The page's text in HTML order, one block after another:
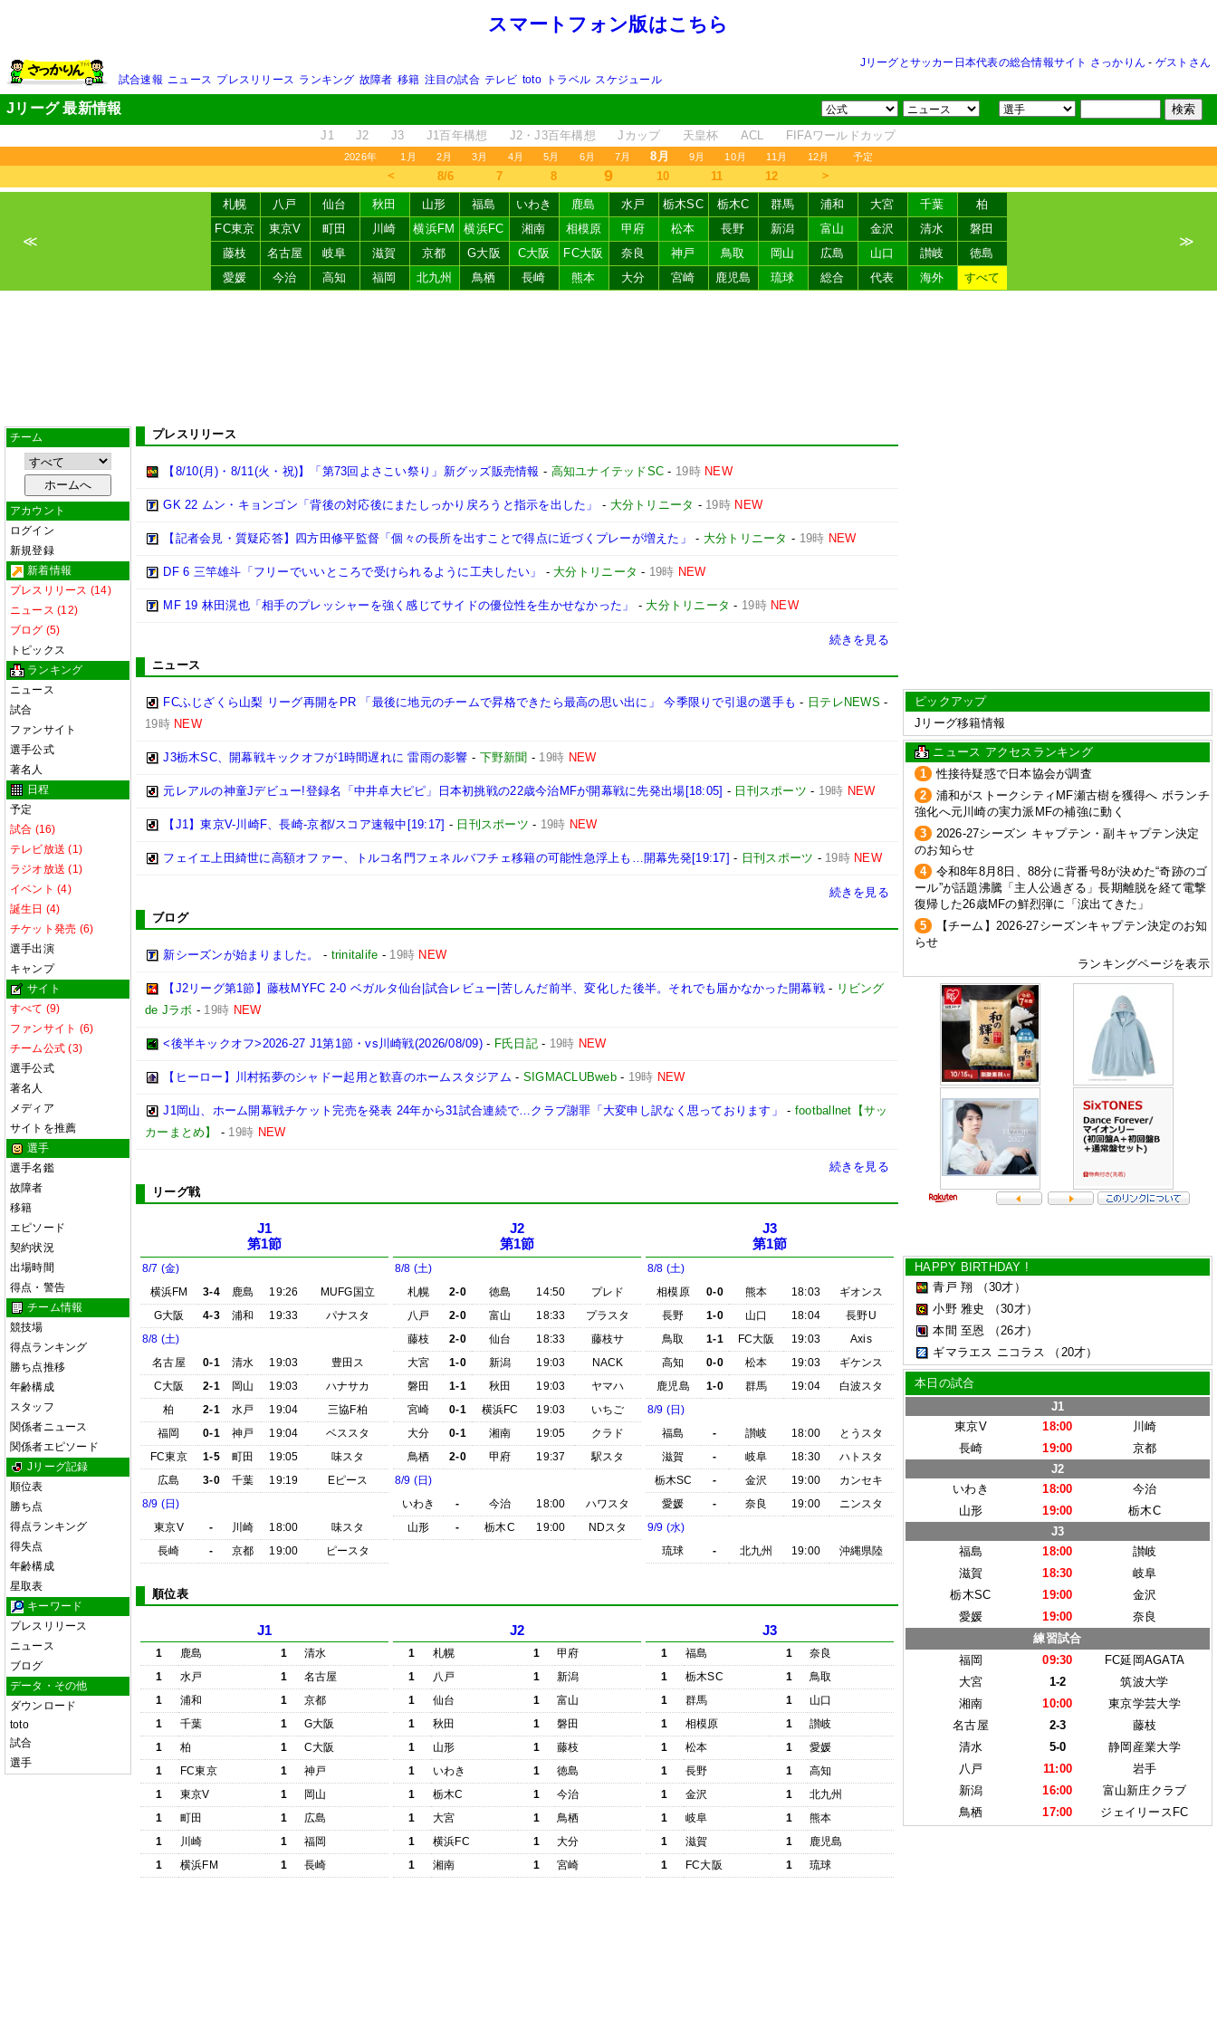
スマートフォン版はこちら
Jリーグとサッカー日本代表の総合情報サイト さっかりん - ゲストさん
試合速報 ニュース プレスリリース ランキング 故障者 移籍 注目の試合 テレビ toto トラベル スケジュール
Jリーグ 最新情報
J1 J2 J3 J1百年構想 J2・J3百年構想 Jカップ 天皇杯 ACL FIFAワールドカップ
2026年 1月 2月 3月 4月 5月 6月 7月 8月 9月 10月 11月 12月 予定
＜ 8/6 7 8 9 10 11 12 ＞
≪
札幌 八戸 仙台 秋田 山形 福島 いわき 鹿島 水戸 栃木SC 栃木C 群馬 浦和 大宮 千葉
柏
FC東京
東京V 町田 川崎 横浜FM 横浜FC 湘南 相模原 甲府 松本 長野 新潟 富山 金沢 清水
磐田
藤枝
名古屋 岐阜 滋賀 京都 G大阪 C大阪 FC大阪 奈良 神戸 鳥取 岡山 広島 山口 讃岐
徳島
愛媛
今治 高知 福岡 北九州 鳥栖 長崎 熊本 大分 宮崎 鹿児島 琉球 総合 代表 海外 すべて
≫
チーム
アカウント
ログイン
新規登録
新着情報
プレスリリース (14)
ニュース (12)
ブログ (5)
トピックス
ランキング
ニュース
試合
ファンサイト
選手公式
著名人
日程
予定
試合 (16)
テレビ放送 (1)
ラジオ放送 (1)
イベント (4)
誕生日 (4)
チケット発売 (6)
選手出演
キャンプ
サイト
すべて (9)
ファンサイト (6)
チーム公式 (3)
選手公式
著名人
メディア
サイトを推薦
選手
選手名鑑
故障者
移籍
エピソード
契約状況
出場時間
得点・警告
チーム情報
競技場
得点ランキング
勝ち点推移
年齢構成
スタッフ
関係者ニュース
関係者エピソード
Jリーグ記録
順位表
勝ち点
得点ランキング
得失点
年齢構成
星取表
キーワード
プレスリリース
ニュース
ブログ
データ・その他
ダウンロード
toto
試合
選手
プレスリリース
【8/10(月)・8/11(火・祝)】「第73回よさこい祭り」新グッズ販売情報 - 高知ユナイテッドSC - 19時 NEW
GK 22 ムン・キョンゴン「背後の対応後にまたしっかり戻ろうと指示を出した」 - 大分トリニータ - 19時 NEW
【記者会見・質疑応答】四方田修平監督「個々の長所を出すことで得点に近づくプレーが増えた」 - 大分トリニータ - 19時 NEW
DF 6 三竿雄斗「フリーでいいところで受けられるように工夫したい」 - 大分トリニータ - 19時 NEW
MF 19 林田滉也「相手のプレッシャーを強く感じてサイドの優位性を生かせなかった」 - 大分トリニータ - 19時 NEW
続きを見る
ニュース
FCふじざくら山梨 リーグ再開をPR 「最後に地元のチームで昇格できたら最高の思い出に」 今季限りで引退の選手も - 日テレNEWS -
19時 NEW
J3栃木SC、開幕戦キックオフが1時間遅れに 雷雨の影響 - 下野新聞 - 19時 NEW
元レアルの神童Jデビュー!登録名「中井卓大ピピ」日本初挑戦の22歳今治MFが開幕戦に先発出場[18:05] - 日刊スポーツ - 19時 NEW
【J1】東京V-川崎F、長崎-京都/スコア速報中[19:17] - 日刊スポーツ - 19時 NEW
フェイエ上田綺世に高額オファー、トルコ名門フェネルバフチェ移籍の可能性急浮上も…開幕先発[19:17] - 日刊スポーツ - 19時 NEW
続きを見る
ブログ
新シーズンが始まりました。 - trinitalife - 19時 NEW
【J2リーグ第1節】藤枝MYFC 2-0 ベガルタ仙台|試合レビュー|苦しんだ前半、変化した後半。それでも届かなかった開幕戦- リビング
de Jラボ - 19時 NEW
<後半キックオフ>2026-27 J1第1節・vs川崎戦(2026/08/09)- F氏日記- 19時 NEW
【ヒーロー】川村拓夢のシャドー起用と歓喜のホームスタジアム - SIGMACLUBweb - 19時 NEW
J1岡山、ホーム開幕戦チケット完売を発表 24年から31試合連続で…クラブ謝罪「大変申し訳なく思っております」 - footballnet【サッ
カーまとめ】
- 19時 NEW
続きを見る
リーグ戦
J1
第1節
8/7 (金)
横浜FM
3-4 鹿島 19:26
MUFG国立
G大阪
4-3 浦和 19:33
パナスタ
8/8 (土)
名古屋
0-1 清水 19:03
豊田ス
C大阪
2-1 岡山 19:03
ハナサカ
柏
2-1 水戸 19:04
三協F柏
福岡
0-1 神戸 19:04
ベススタ
FC東京
1-5 町田 19:05
味スタ
広島
3-0 千葉 19:19
Eピース
8/9 (日)
東京V
- 川崎 18:00
味スタ
長崎
- 京都 19:00 ピースタ
J2
第1節
8/8 (土)
札幌
2-0 徳島 14:50
プレド
八戸
2-0 富山 18:33
プラスタ
藤枝
2-0 仙台 18:33
藤枝サ
大宮
1-0 新潟 19:03
NACK
磐田
1-1 秋田 19:03
ヤマハ
宮崎
0-1 横浜FC 19:03
いちご
大分
0-1 湘南 19:05
クラド
鳥栖
2-0 甲府 19:37
駅スタ
8/9 (日)
いわき
- 今治 18:00
ハワスタ
山形
- 栃木C 19:00 NDスタ
J3
第1節
8/8 (土)
相模原
0-0 熊本 18:03
ギオンス
長野
1-0 山口 18:04
長野U
鳥取
1-1 FC大阪 19:03
Axis
高知
0-0 松本 19:03
ギケンス
鹿児島
1-0 群馬 19:04
白波スタ
8/9 (日)
福島
- 讃岐 18:00
とうスタ
滋賀
- 岐阜 18:30
ハトスタ
栃木SC
- 金沢 19:00
カンセキ
愛媛
- 奈良 19:00
ニンスタ
9/9 (水)
琉球
- 北九州 19:00 沖縄県陸
順位表
J1
1 鹿島 1
清水
1
水戸 1
名古屋
1
浦和 1
京都
1
千葉 1
G大阪
1
柏 1
C大阪
1
FC東京 1
神戸
1
東京V 1
岡山
1
町田 1
広島
1
川崎 1
福岡
1
横浜FM 1 長崎
J2
1 札幌 1
甲府
1
八戸 1
新潟
1
仙台 1
富山
1
秋田 1
磐田
1
山形 1
藤枝
1
いわき 1
徳島
1
栃木C 1
今治
1
大宮 1
鳥栖
1
横浜FC 1
大分
1
湘南 1 宮崎
J3
1 福島 1
奈良
1
栃木SC 1
鳥取
1
群馬 1
山口
1
相模原 1
讃岐
1
松本 1
愛媛
1
長野 1
高知
1
金沢 1
北九州
1
岐阜 1
熊本
1
滋賀 1
鹿児島
1
FC大阪 1 琉球
ピックアップ
Jリーグ移籍情報
ニュース アクセスランキング
1
性接待疑惑で日本協会が調査
2
浦和がストークシティMF瀬古樹を獲得へ ボランチ
強化へ元川崎の実力派MFの補強に動く
3
2026-27シーズン キャプテン・副キャプテン決定
のお知らせ
4
令和8年8月8日、88分に背番号8が決めた“奇跡のゴ
ール”が話題沸騰「主人公過ぎる」長期離脱を経て電撃
復帰した26歳MFの鮮烈弾に「涙出てきた」
5
【チーム】2026-27シーズンキャプテン決定のお知
らせ
ランキングページを表示
HAPPY BIRTHDAY !
青戸 翔
（30才）
小野 雅史
（30才）
本間 至恩
（26才）
ギマラエス ニコラス
（20才）
本日の試合
J1
東京V
18:00
川崎
長崎
19:00
京都
J2
いわき
18:00
今治
山形
19:00
栃木C
J3
福島
18:00
讃岐
滋賀
18:30
岐阜
栃木SC
19:00
金沢
愛媛
19:00
奈良
練習試合
福岡
09:30
FC延岡AGATA
大宮
1-2
筑波大学
湘南
10:00
東京学芸大学
名古屋
2-3
藤枝
清水
5-0
静岡産業大学
八戸
11:00
岩手
新潟
16:00
富山新庄クラブ
鳥栖
17:00 ジェイリースFC